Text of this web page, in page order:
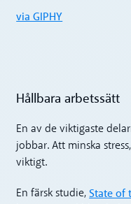
via GIPHY
Hållbara arbetssätt
En av de viktigaste
jobbar. Att minska
viktigt.
En färsk studie,State of